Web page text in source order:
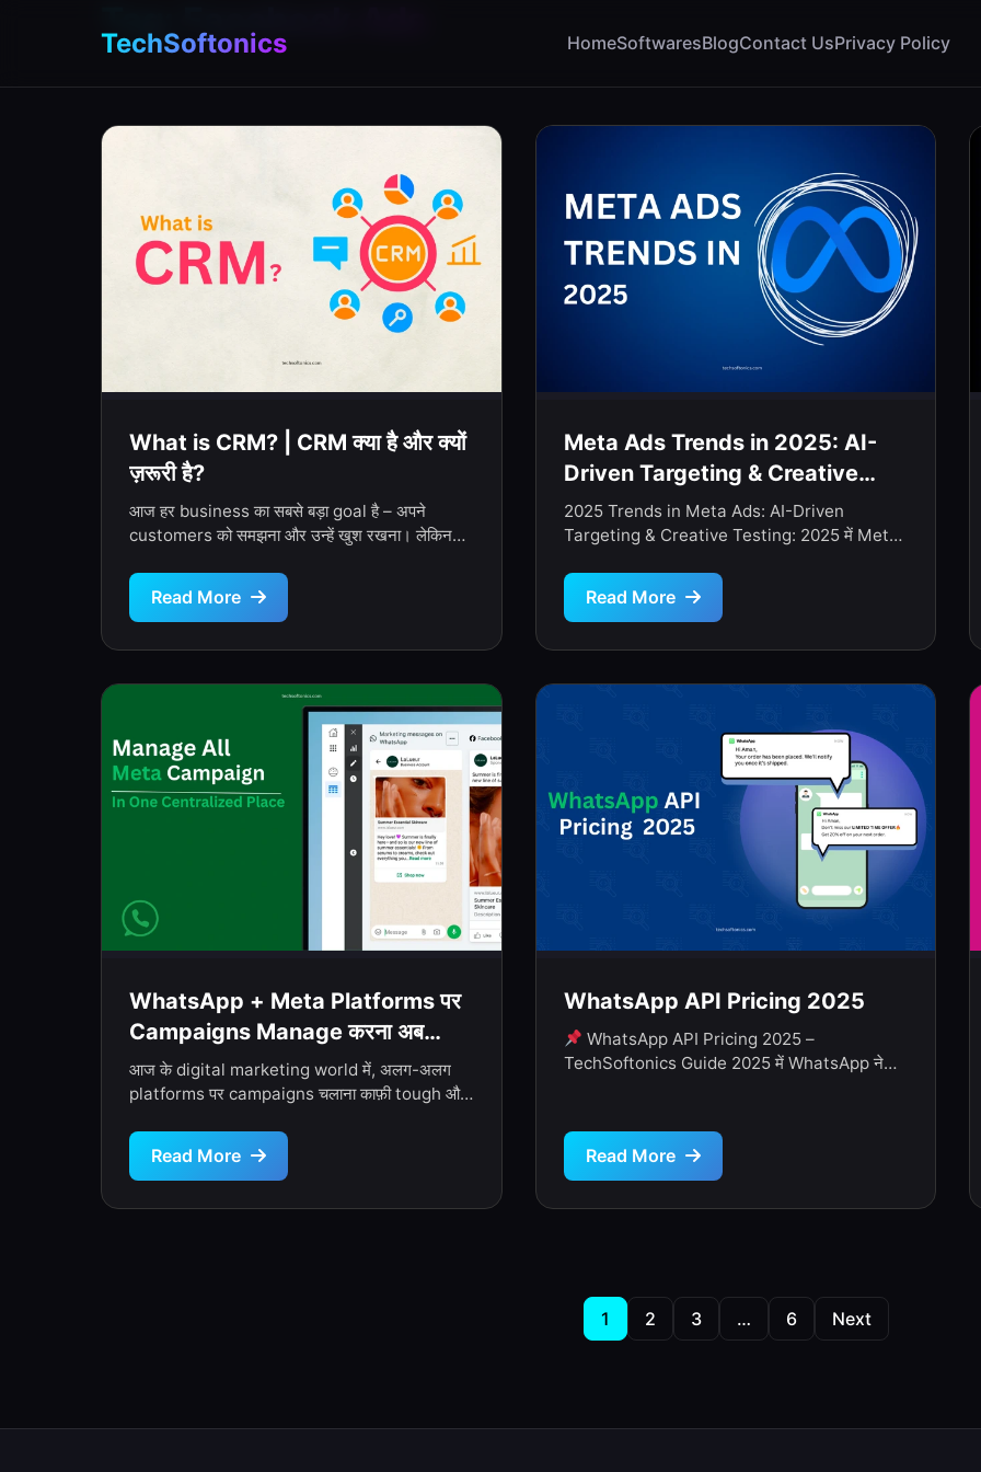
TechSoftonics HomeSoftwaresBlogContact UsPrivacy Policy
Facebook Ads
What is CRM? | CRM क्या है और क्यों
ज़रूरी है?
आज हर business का सबसे बड़ा goal है – अपने
customers को समझना और उन्हें खुश रखना। लेकिन
Read More
Meta Ads Trends in 2025: AI-
Driven Targeting & Creative
Testing
2025 Trends in Meta Ads: AI-Driven
Targeting & Creative Testing: 2025 में Meta
Read More
WhatsApp + Meta Platforms पर
Campaigns Manage करना अब
आसान – TechSoftonics Expert
Guide
आज के digital marketing world में, अलग-अलग
platforms पर campaigns चलाना काफ़ी tough और
“Conversations […]
Read More
WhatsApp API Pricing 2025
WhatsApp API Pricing 2025 –
TechSoftonics Guide 2025 में WhatsApp ने
Read More
Posts
pagination
1 2 3 … 6 Next